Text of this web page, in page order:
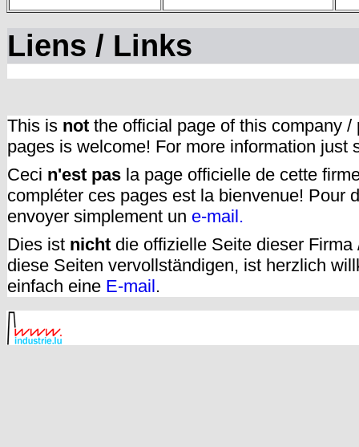
Liens / Links
This is not the official page of this company
pages is welcome! For more information just
Ceci n'est pas la page officielle de cette
compléter ces pages est la bienvenue! Pour
envoyer simplement un e-mail.
Dies ist nicht die offizielle Seite dieser
diese Seiten vervollständigen, ist herzlich
einfach eine E-mail.